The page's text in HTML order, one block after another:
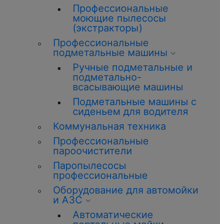
Профессиональные
моющие пылесосы
(экстракторы)
Профессиональные
подметальные машины
Ручные подметальные и
подметально-
всасывающие машины
Подметальные машины с
сиденьем для водителя
Коммунальная техника
Профессиональные
пароочистители
Паропылесосы
профессиональные
Оборудование для автомойки
и АЗС
Автоматические